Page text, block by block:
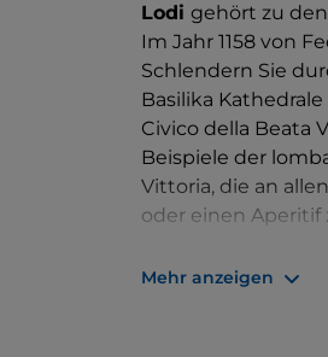
Lodi gehört zu
Im Jahr 1158 von
Schlendern Sie
Basilika
Civico della Beata
Beispiele der
Vittoria, die an
oder einen Aperitif
Pompeia, eine
Mehr anzeigen